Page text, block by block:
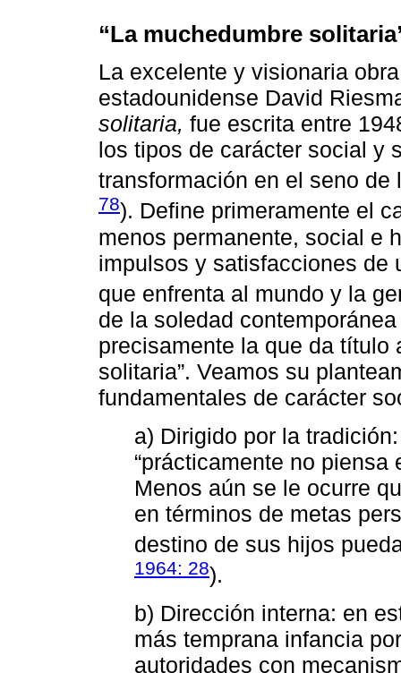
“La muchedumbre
La excelente y visionaria
estadounidense David
solitaria, fue escrita entre
los tipos de carácter social y
transformación en el seno de
78). Define primeramente el
menos permanente, social e
impulsos y satisfacciones de
que enfrenta al mundo y la
de la soledad
precisamente la que da título
solitaria”. Veamos su
fundamentales de carácter
a) Dirigido por la
“prácticamente no
Menos aún se le ocurre
en términos de metas
destino de sus hijos
1964: 28).
b) Dirección interna: en
más temprana infancia
autoridades con